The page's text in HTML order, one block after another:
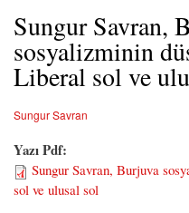
Sungur Savran,
sosyalizminin
Liberal sol ve
Sungur Savran
Yazı Pdf:
Sungur Savran, Burjuva
sol ve ulusal sol